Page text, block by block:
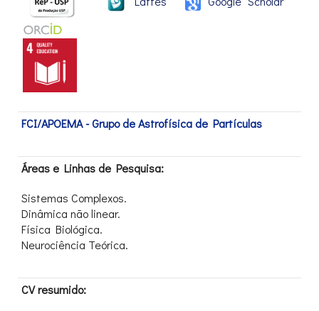
FCI/APOEMA - Grupo de Astrofísica de Partículas
Áreas e Linhas de Pesquisa:
Sistemas Complexos.
Dinâmica não linear.
Física Biológica.
Neurociência Teórica.
CV resumido: